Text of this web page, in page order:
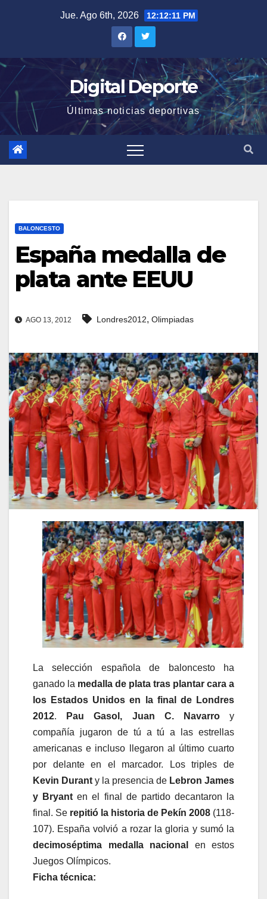
Jue. Ago 6th, 2026 12:12:12 PM
Digital Deporte
Últimas noticias deportivas
BALONCESTO
España medalla de
plata ante EEUU
AGO 13, 2012 Londres2012, Olimpiadas
La selección española de baloncesto ha
ganado la medalla de plata tras plantar cara a
los Estados Unidos en la final de Londres
2012. Pau Gasol, Juan C. Navarroy
compañía jugaron de tú a tú a las estrellas
americanas e incluso llegaron al último cuarto
por delante en el marcador. Los triples de
Kevin Durant y la presencia de Lebron James
y Bryant en el final de partido decantaron la
final. Se repitió la historia de Pekín 2008 (118-
107). España volvió a rozar la gloria y sumó la
decimoséptima medalla nacional
en estos
Juegos Olímpicos.
Ficha técnica: